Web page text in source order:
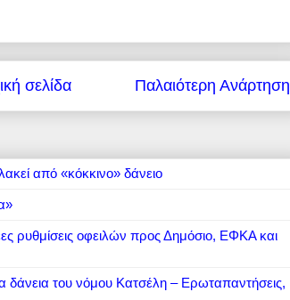
Παλαιότερη Ανάρτηση
σελίδα
από «κόκκινο» δάνειο
ρυθμίσεις οφειλών προς Δημόσιο, ΕΦΚΑ και
δάνεια του νόμου Κατσέλη – Ερωταπαντήσεις,